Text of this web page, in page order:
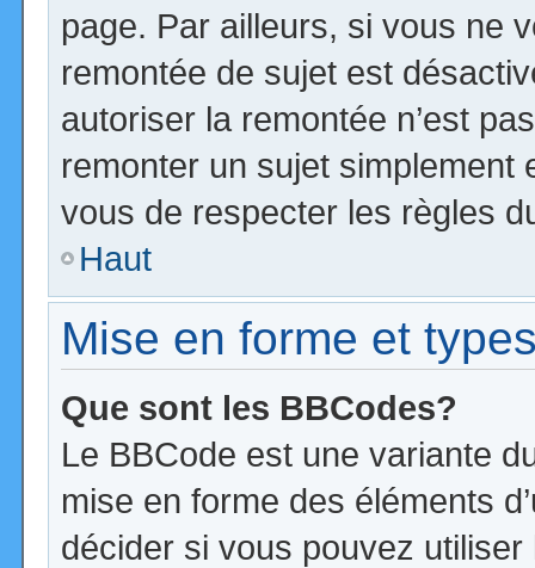
page. Par ailleurs, si vous ne
remontée de sujet est
autoriser la remontée n’est
remonter un sujet
vous de respecter les règles
Haut
Mise en forme et
Que sont les BBCodes?
Le BBCode est une variante
mise en forme des éléments
décider si vous pouvez